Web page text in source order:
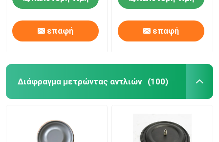
εξαρτήσεις
Diaphrgams βαλβίδων
επαφή επαφή
Διάφραγμα μετρώντας αντλιών (100)